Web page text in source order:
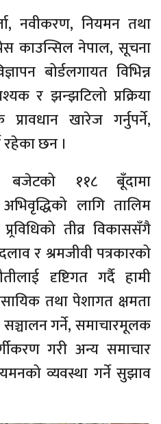
नवीकरण, नियमन तथा
काउन्सिल नेपाल, सूचना
बोर्डलगायत विभिन्न
र झन्झटिलो प्रक्रिया
प्रावधान खारेज गर्नुपर्ने,
रहेका छन ।
११८ बूँदामा
लागि तालिम
तीव्र विकाससँगै
र श्रमजीवी पत्रकारको
दृष्टिगत गर्दै हामी
तथा पेशागत क्षमता
गर्ने, समाचारमूलक
गरी अन्य समाचार
व्यवस्था गर्ने सुझाव